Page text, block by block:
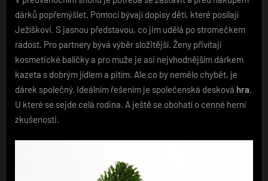
dárků popřemýšlet. Pomocí bývají dopisy dětí, které posílají
Ježíškovi. S jasnou představou, co jim udělá po stromečkem
radost. Pro partnery bývá výběr složitější. Ženy přivítají
kosmetické balíčky a pro muže je asi nejvhodnějším dárkem
kazeta s dobrým jídlem a pitím. Ale co by nemělo chybět, je
dárek společný. Ideálním řešením je společenská desková hra
U které se sejde celá rodina. A ještě se obohatí o cenné herní
zkušenosti.